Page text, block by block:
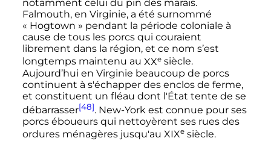
notamment celui du pin des marais.
Falmouth, en Virginie, a été surnommé
« Hogtown » pendant la période coloniale à
cause de tous les porcs qui couraient
librement dans la région, et ce nom s’est
longtemps maintenu au XXe siècle.
Aujourd’hui en Virginie beaucoup de porcs
continuent à s'échapper des enclos de ferme,
et constituent un fléau dont l'État tente de se
débarrasser[48]. New-York est connue pour ses
porcs éboueurs qui nettoyèrent ses rues des
ordures ménagères jusqu'au XIXe siècle.